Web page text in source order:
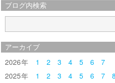
ブログ内検索
アーカイブ
2026 1 2 3 4 5 6
7
2025
1 2 3 4 5 6 7 8